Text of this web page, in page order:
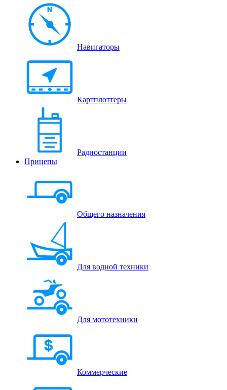
Навигаторы
Картплоттеры
Радиостанции
Прицепы
Общего назначения
Для водной техники
Для мототехники
Коммерческие